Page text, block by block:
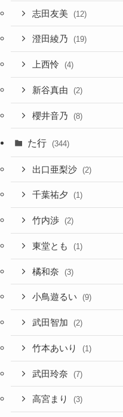
志田友美 (12)
澄田綾乃 (19)
上西怜 (4)
新谷真由 (2)
櫻井音乃 (8)
た行 (344)
出口亜梨沙 (2)
千葉祐夕 (1)
竹内渉 (2)
東堂とも (1)
橘和奈 (3)
小鳥遊るい (9)
武田智加 (2)
竹本あいり (1)
武田玲奈 (7)
高宮まり (3)